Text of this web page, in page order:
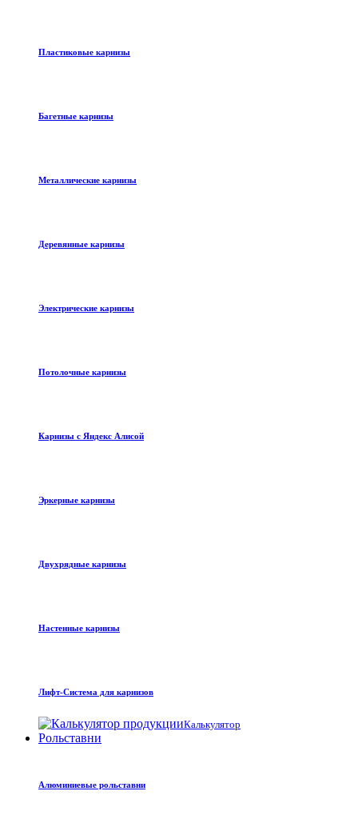
Пластиковые карнизы
Багетные карнизы
Металлические карнизы
Деревянные карнизы
Электрические карнизы
Потолочные карнизы
Карнизы с Яндекс Алисой
Эркерные карнизы
Двухрядные карнизы
Настенные карнизы
Лифт-Система для карнизов
Калькулятор
Рольставни
Алюминиевые рольставни